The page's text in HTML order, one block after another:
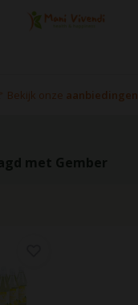
Bekijk onze aanbiedingen
met Gember